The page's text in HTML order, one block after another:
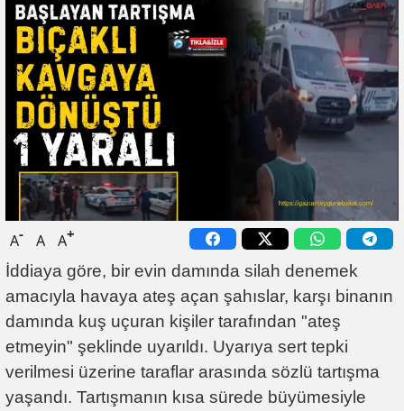
A- A A+
İddiaya göre, bir evin damında silah denemek
amacıyla havaya ateş açan şahıslar, karşı binanın
damında kuş uçuran kişiler tarafından "ateş
etmeyin" şeklinde uyarıldı. Uyarıya sert tepki
verilmesi üzerine taraflar arasında sözlü tartışma
yaşandı. Tartışmanın kısa sürede büyümesiyle